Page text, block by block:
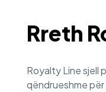
Rreth
Royalty Line sjell
qëndrueshme për